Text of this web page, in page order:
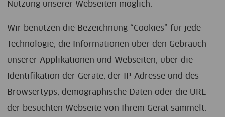
Nutzung unserer Webseiten möglich.
Wir benutzen die Bezeichnung “Cookies” für jede
Technologie, die Informationen über den Gebrauch
unserer Applikationen und Webseiten, über die
Identifikation der Geräte, der IP-Adresse und des
Browsertyps, demographische Daten oder die URL
der besuchten Webseite von Ihrem Gerät sammelt.